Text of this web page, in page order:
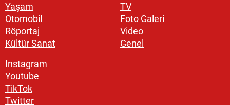
Yaşam
Otomobil
Röportaj
Kültür Sanat
TV
Foto Galeri
Video
Genel
Instagram
Youtube
TikTok
Twitter